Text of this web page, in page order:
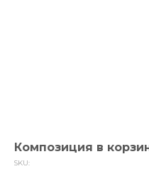
Композиция в
SKU: